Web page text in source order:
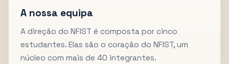
A nossa equipa
A direção do NFIST é composta por cinco
estudantes. Elas são o coração do NFIST, um
núcleo com mais de 40 integrantes.